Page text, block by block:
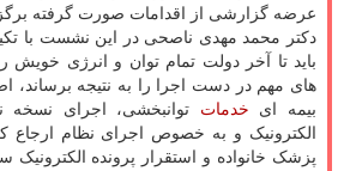
عرضه گزارشی از اقدامات صورت گرفته
دکتر محمد مهدی ناصحی در این نشست با
باید تا آخر دولت تمام توان و انرژی خویش
های مهم در دست اجرا را به نتیجه
بیمه ای خدمات توانبخشی، اجرای
الکترونیک و به خصوص اجرای نظام ارجاع
پزشک خانواده و استقرار پرونده الکترونیک